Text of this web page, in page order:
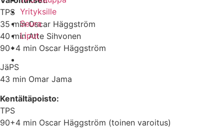
Yrityksille
Seura
Liput
TPS
35 min Oscar Häggström
40 min Atte Sihvonen
90+4 min Oscar Häggström
JäPS
43 min Omar Jama
Kentältäpoisto:
TPS
90+4 min Oscar Häggström (toinen varoitus)